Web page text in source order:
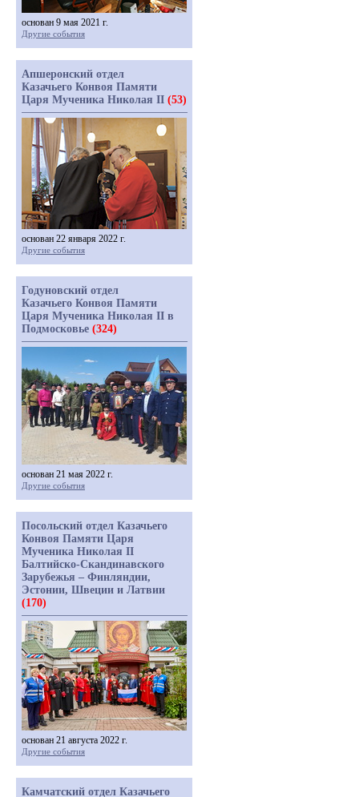
основан 9 мая 2021 г.
Другие события
Апшеронский отдел
Казачьего Конвоя Памяти
Царя Мученика Николая II (53)
основан 22 января 2022 г.
Другие события
Годуновский отдел
Казачьего Конвоя Памяти
Царя Мученика Николая II в
Подмосковье (324)
основан 21 мая 2022 г.
Другие события
Посольский отдел Казачьего
Конвоя Памяти Царя
Мученика Николая II
Балтийско-Скандинавского
Зарубежья – Финляндии,
Эстонии, Швеции и Латвии
(170)
основан 21 августа 2022 г.
Другие события
Камчатский отдел Казачьего